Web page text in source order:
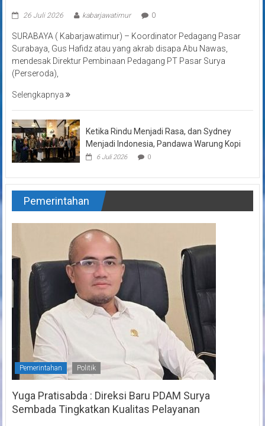
26 Juli 2026 kabarjawatimur 0
SURABAYA ( Kabarjawatimur) – Koordinator Pedagang Pasar
Surabaya, Gus Hafidz atau yang akrab disapa Abu Nawas,
mendesak Direktur Pembinaan Pedagang PT Pasar Surya
(Perseroda),
Selengkapnya
Ketika Rindu Menjadi Rasa, dan Sydney
Menjadi Indonesia, Pandawa Warung Kopi
6 Juli 2026 0
Pemerintahan
Pemerintahan Politik
Yuga Pratisabda : Direksi Baru PDAM Surya
Sembada Tingkatkan Kualitas Pelayanan